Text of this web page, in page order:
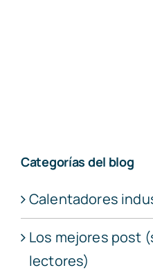
Categorías del blog
Calentadores
Los mejores post
lectores)